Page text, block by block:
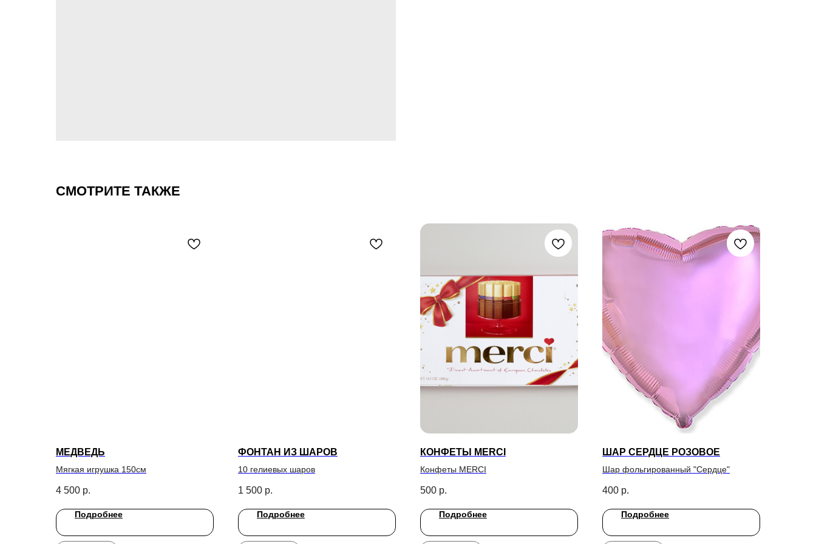
СМОТРИТЕ ТАКЖЕ
МЕДВЕДЬ
Мягкая игрушка 150см
4 500 р.
Подробнее
ФОНТАН ИЗ ШАРОВ
10 гелиевых шаров
1 500 р.
Подробнее
КОНФЕТЫ MERCI
Конфеты MERCI
500 р.
Подробнее
ШАР СЕРДЦЕ РОЗОВОЕ
Шар фольгированный "Сердце"
400 р.
Подробнее